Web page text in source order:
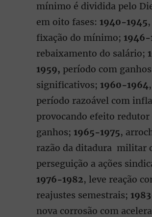
mínimo é dividida pelo
em oito fases: 1940-1945,
fixação do mínimo; 1946-
rebaixamento do salário;
1959, período com
significativos; 1960-1964,
período razoável com
provocando efeito redutor
ganhos; 1965-1975,
razão da ditadura militar
perseguição a ações
1976-1982, leve reação
reajustes semestrais;
nova corrosão com